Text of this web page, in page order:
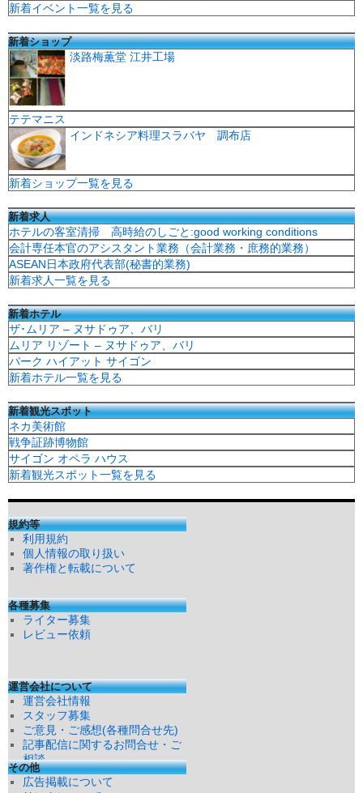
新着イベント一覧を見る
新着ショップ
淡路梅薫堂 江井工場
テテマニス
インドネシア料理スラバヤ 調布店
新着ショップ一覧を見る
新着求人
ホテルの客室清掃 高時給のしごと:good working conditions
会計専任本官のアシスタント業務（会計業務・庶務的業務）
ASEAN日本政府代表部(秘書的業務)
新着求人一覧を見る
新着ホテル
ザ･ムリア – ヌサドゥア、バリ
ムリア リゾート – ヌサドゥア、バリ
パーク ハイアット サイゴン
新着ホテル一覧を見る
新着観光スポット
ネカ美術館
戦争証跡博物館
サイゴン オペラ ハウス
新着観光スポット一覧を見る
規約等
利用規約
個人情報の取り扱い
著作権と転載について
各種募集
ライター募集
レビュー依頼
運営会社について
運営会社情報
スタッフ募集
ご意見・ご感想(各種問合せ先)
記事配信に関するお問合せ・ご
相談
その他
広告掲載について